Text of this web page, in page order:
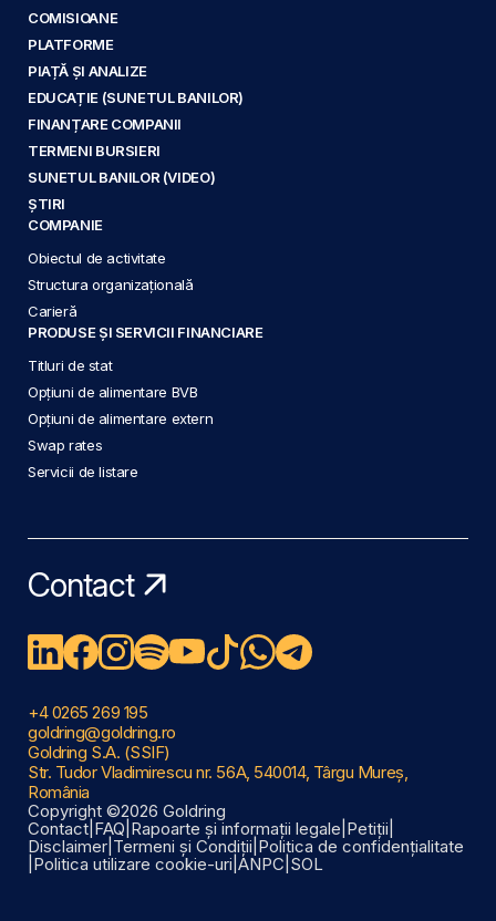
COMISIOANE
PLATFORME
PIAȚĂ ȘI ANALIZE
EDUCAȚIE (SUNETUL BANILOR)
FINANȚARE COMPANII
TERMENI BURSIERI
SUNETUL BANILOR (VIDEO)
ȘTIRI
COMPANIE
Obiectul de activitate
Structura organizațională
Carieră
PRODUSE ȘI SERVICII FINANCIARE
Titluri de stat
Opțiuni de alimentare BVB
Opțiuni de alimentare extern
Swap rates
Servicii de listare
Contact
+4 0265 269 195
goldring@goldring.ro
Goldring S.A. (SSIF)
Str. Tudor Vladimirescu nr. 56A, 540014, Târgu Mureș,
România
Copyright ©2026 Goldring
Contact FAQ Rapoarte și informații legale Petiții
Disclaimer Termeni și Condiții Politica de confidențialitate
Politica utilizare cookie-uri ANPC SOL